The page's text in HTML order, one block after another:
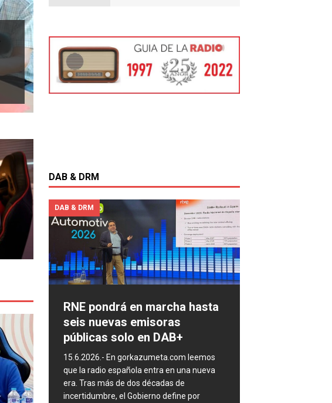
La plataforma Subterfuge Radio toma el
solitario del festival Estación Podcast
DAB & DRM
DAB & DRM
RNE pondrá en marcha hasta
seis nuevas emisoras
públicas solo en DAB+
15.6.2026.- En gorkazumeta.com leemos
que la radio española entra en una nueva
era. Tras más de dos décadas de
incertidumbre, el Gobierno define por